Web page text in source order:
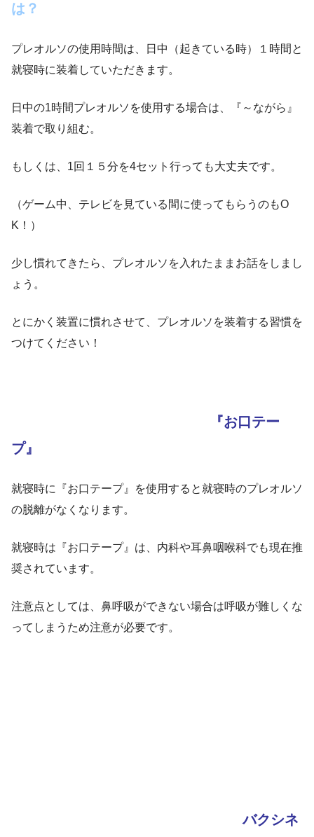
は？
プレオルソの使用時間は、日中（起きている時）１時間と
就寝時に装着していただきます。
日中の1時間プレオルソを使用する場合は、『～ながら』
装着で取り組む。
もしくは、1回１５分を4セット行っても大丈夫です。
（ゲーム中、テレビを見ている間に使ってもらうのもO
K！）
少し慣れてきたら、プレオルソを入れたままお話をしまし
ょう。
とにかく装置に慣れさせて、プレオルソを装着する習慣を
つけてください！
『お口テー
プ』
就寝時に『お口テープ』を使用すると就寝時のプレオルソ
の脱離がなくなります。
就寝時は『お口テープ』は、内科や耳鼻咽喉科でも現在推
奨されています。
注意点としては、鼻呼吸ができない場合は呼吸が難しくな
ってしまうため注意が必要です。
バクシネ